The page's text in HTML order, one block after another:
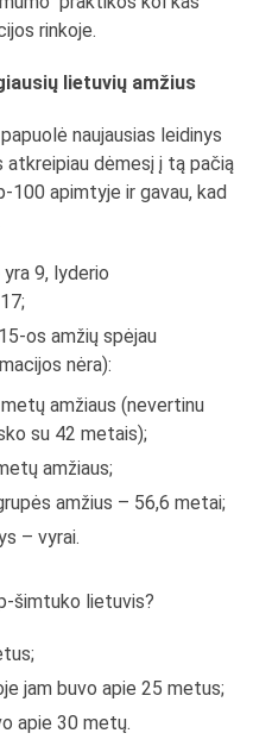
rinkoje.
lietuvių amžius
naujausias leidinys
atkreipiau dėmesį į tą pačią
100 apimtyje ir gavau, kad
9, lyderio
os amžių spėjau
nėra):
amžiaus (nevertinu
su 42 metais);
amžiaus;
amžius – 56,6 metai;
– vyrai.
šimtuko lietuvis?
jam buvo apie 25 metus;
apie 30 metų.